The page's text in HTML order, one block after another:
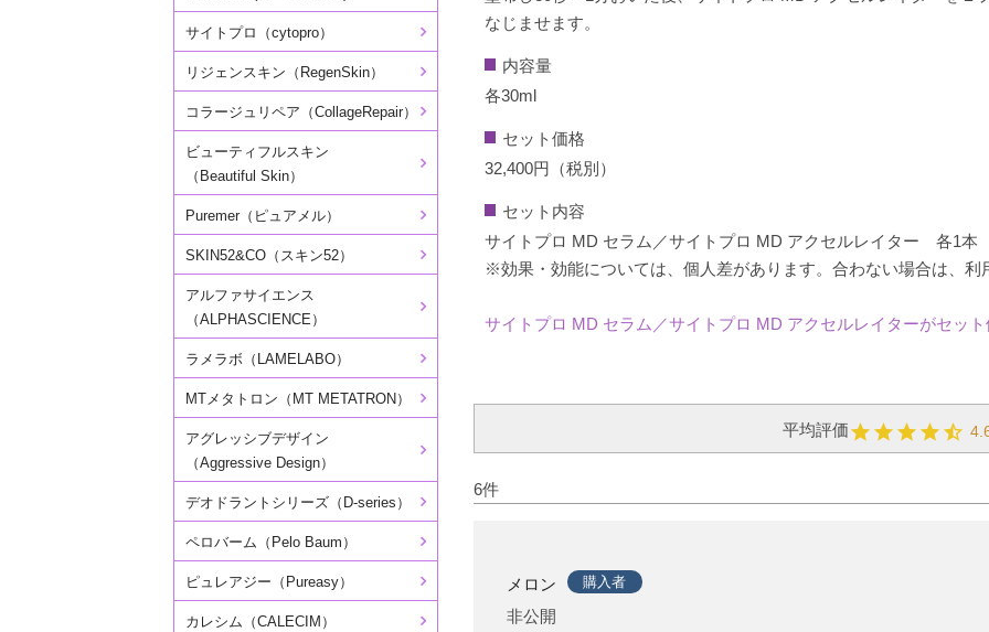
なじませます。
内容量
各30ml
セット価格
32,400円（税別）
セット内容
サイトプロ MD セラム／サイトプロ MD アクセルレイター 各1本
※効果・効能については、個人差があります。合わない場合は、利
サイトプロ MD セラム／サイトプロ MD アクセルレイターがセット
6
メロン 購入者
非公開
サイトプロ（cytopro）
リジェンスキン（RegenSkin）
コラージュリペア（CollageRepair）
ビューティフルスキン
（Beautiful Skin）
Puremer（ピュアメル）
SKIN52&CO（スキン52）
アルファサイエンス
（ALPHASCIENCE）
ラメラボ（LAMELABO）
MTメタトロン（MT METATRON）
アグレッシブデザイン
（Aggressive Design）
デオドラントシリーズ（D-series）
ペロバーム（Pelo Baum）
ピュレアジー（Pureasy）
カレシム（CALECIM）